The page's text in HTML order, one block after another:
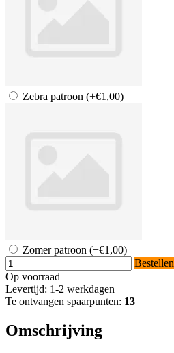
Zebra patroon (+€1,00)
Zomer patroon (+€1,00)
Bestellen
Op voorraad
Levertijd: 1-2 werkdagen
Te ontvangen spaarpunten: 13
Omschrijving